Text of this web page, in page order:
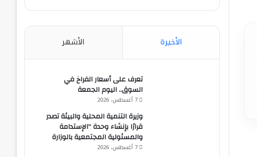
الأخيرة الأشهر
تعرف على أسعار الفراخ في
السوق.. اليوم الجمعة
7 أغسطس، 2026
وزيرة التنمية المحلية والبيئة تصدر
قرارًا بإنشاء وحدة “الإستدامة
والمسئولية المجتمعية بالوزارة
7 أغسطس، 2026